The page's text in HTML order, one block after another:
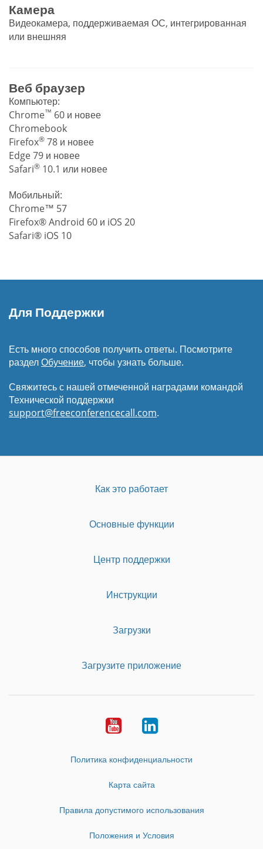
Камера
Видеокамера, поддерживаемая ОС, интегрированная
или внешняя
Веб браузер
Компьютер:
Chrome™ 60 и новее
Chromebook
Firefox® 78 и новее
Edge 79 и новее
Safari® 10.1 или новее
Мобильный:
Chrome™ 57
Firefox® Android 60 и iOS 20
Safari® iOS 10
Для Поддержки
Есть много способов получить ответы. Посмотрите
разделОбучение, чтобы узнать больше.
Свяжитесь с нашей отмеченной наградами командой
Технической поддержки
support@freeconferencecall.com.
Как это работает
Основные функции
Центр поддержки
Инструкции
Загрузки
Загрузите приложение
YoutubeLinkedIn
Политика конфиденциальности
Карта сайта
Правила допустимого использования
Положения и Условия